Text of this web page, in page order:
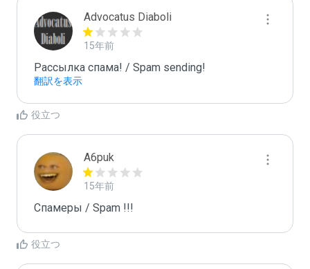
Advocatus Diaboli
15年前
Рассылка спама! / Spam sending!
翻訳を表示
役立つ
A6puk
15年前
Спамеры / Spam !!!
役立つ